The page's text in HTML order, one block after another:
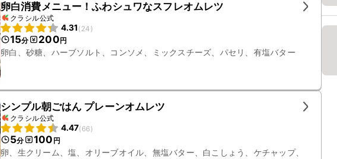
卵白消費メニュー！ふわシュワなスフレオムレツ
クラシル公式
4.31(24 )
15分 200円
卵白、砂糖、ハーブソルト、コンソメ、ミックスチーズ、パセリ、有塩バター
シンプル朝ごはん プレーンオムレツ
クラシル公式
4.47(66)
5分 100 円
卵、生クリーム、塩、オリーブオイル、無塩バター、白こしょう、ケチャップ、